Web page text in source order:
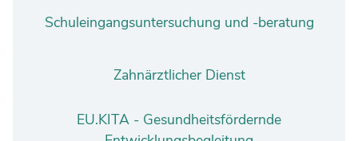
Jobs bei allen Arbeitgebern im Kreisgebiet
Schuleingangsuntersuchung und -beratung
Zahnärztlicher Dienst
EU.KITA - Gesundheitsfördernde